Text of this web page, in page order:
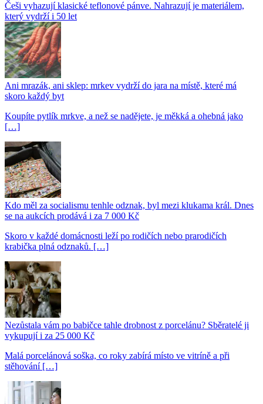
Češi vyhazují klasické teflonové pánve. Nahrazují je materiálem,
který vydrží i 50 let
Ani mrazák, ani sklep: mrkev vydrží do jara na místě, které má
skoro každý byt
Koupíte pytlík mrkve, a než se nadějete, je měkká a ohebná jako
[…]
Kdo měl za socialismu tenhle odznak, byl mezi klukama král. Dnes
se na aukcích prodává i za 7 000 Kč
Skoro v každé domácnosti leží po rodičích nebo prarodičích
krabička plná odznaků. […]
Nezůstala vám po babičce tahle drobnost z porcelánu? Sběratelé ji
vykupují i za 25 000 Kč
Malá porcelánová soška, co roky zabírá místo ve vitríně a při
stěhování […]